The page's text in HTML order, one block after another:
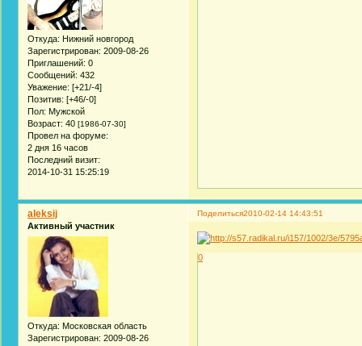
Откуда: Нижний новгород
Зарегистрирован: 2009-08-26
Приглашений: 0
Сообщений: 432
Уважение: [+21/-4]
Позитив: [+46/-0]
Пол: Мужской
Возраст: 40 [1986-07-30]
Провел на форуме:
2 дня 16 часов
Последний визит:
2014-10-31 15:25:19
Поделиться2010-02-14 14:43:51
aleksij
Активный участник
Откуда: Московская область
Зарегистрирован: 2009-08-26
0